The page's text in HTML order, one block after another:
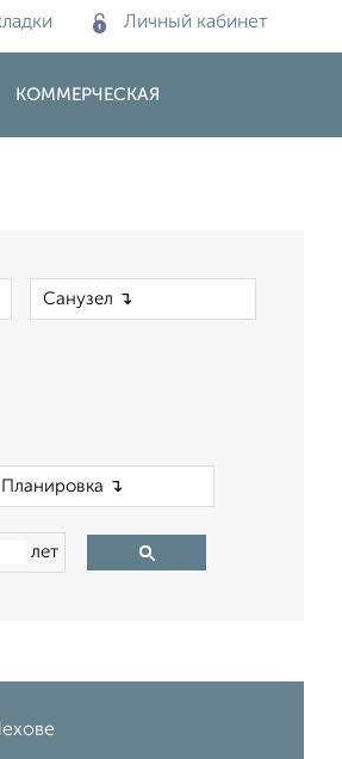
Личный кабинет
КОММЕРЧЕСКАЯ
лет